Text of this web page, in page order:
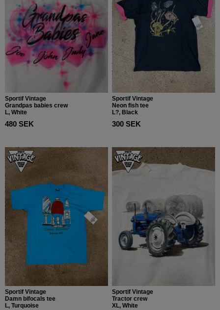
Sportif Vintage
Grandpas babies crew
L, White
480 SEK
Sportif Vintage
Neon fish tee
L?, Black
300 SEK
Sportif Vintage
Damn bifocals tee
L, Turquoise
Sportif Vintage
Tractor crew
XL, White